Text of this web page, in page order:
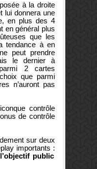
à la droite
lui donnera une
en plus des 4
en général plus
que les
tendance à en
peut prendre
le dernier à
2 cartes
que parmi
n’auront pas
contrôle
de contrôle
sur deux
importants :
public